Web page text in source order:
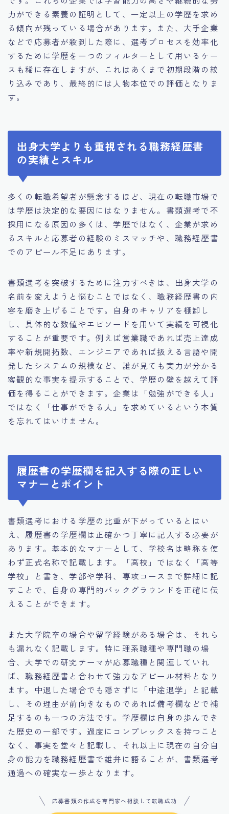
力ができる素養の証明として、一定以上の学歴を求め
る傾向が残っている場合があります。また、大手企業
などで応募者が殺到した際に、選考プロセスを効率化
するために学歴を一つのフィルターとして用いるケー
スも稀に存在しますが、これはあくまで初期段階の絞
り込みであり、最終的には人物本位での評価となりま
す。
出身大学よりも重視される職務経歴書
の実績とスキル
多くの転職希望者が懸念するほど、現在の転職市場で
は学歴は決定的な要因にはなりません。書類選考で不
採用になる原因の多くは、学歴ではなく、企業が求め
るスキルと応募者の経験のミスマッチや、職務経歴書
でのアピール不足にあります。
書類選考を突破するために注力すべきは、出身大学の
名前を変えようと悩むことではなく、職務経歴書の内
容を磨き上げることです。自身のキャリアを棚卸し
し、具体的な数値やエピソードを用いて実績を可視化
することが重要です。例えば営業職であれば売上達成
率や新規開拓数、エンジニアであれば扱える言語や開
発したシステムの規模など、誰が見ても実力が分かる
客観的な事実を提示することで、学歴の壁を越えて評
価を得ることができます。企業は「勉強ができる人」
ではなく「仕事ができる人」を求めているという本質
を忘れてはいけません。
履歴書の学歴欄を記入する際の正しい
マナーとポイント
書類選考における学歴の比重が下がっているとはい
え、履歴書の学歴欄は正確かつ丁寧に記入する必要が
あります。基本的なマナーとして、学校名は略称を使
わず正式名称で記載します。「高校」ではなく「高等
学校」と書き、学部や学科、専攻コースまで詳細に記
すことで、自身の専門的バックグラウンドを正確に伝
えることができます。
また大学院卒の場合や留学経験がある場合は、それら
も漏れなく記載します。特に理系職種や専門職の場
合、大学での研究テーマが応募職種と関連していれ
ば、職務経歴書と合わせて強力なアピール材料となり
ます。中退した場合でも隠さずに「中途退学」と記載
し、その理由が前向きなものであれば備考欄などで補
足するのも一つの方法です。学歴欄は自身の歩んでき
た歴史の一部です。過度にコンプレックスを持つこと
なく、事実を堂々と記載し、それ以上に現在の自分自
身の能力を職務経歴書で雄弁に語ることが、書類選考
通過への確実な一歩となります。
応募書類の作成を専門家へ相談して転職成功